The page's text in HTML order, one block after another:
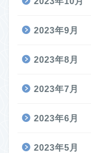
2023年9月
2023年8月
2023年7月
2023年6月
2023年5月